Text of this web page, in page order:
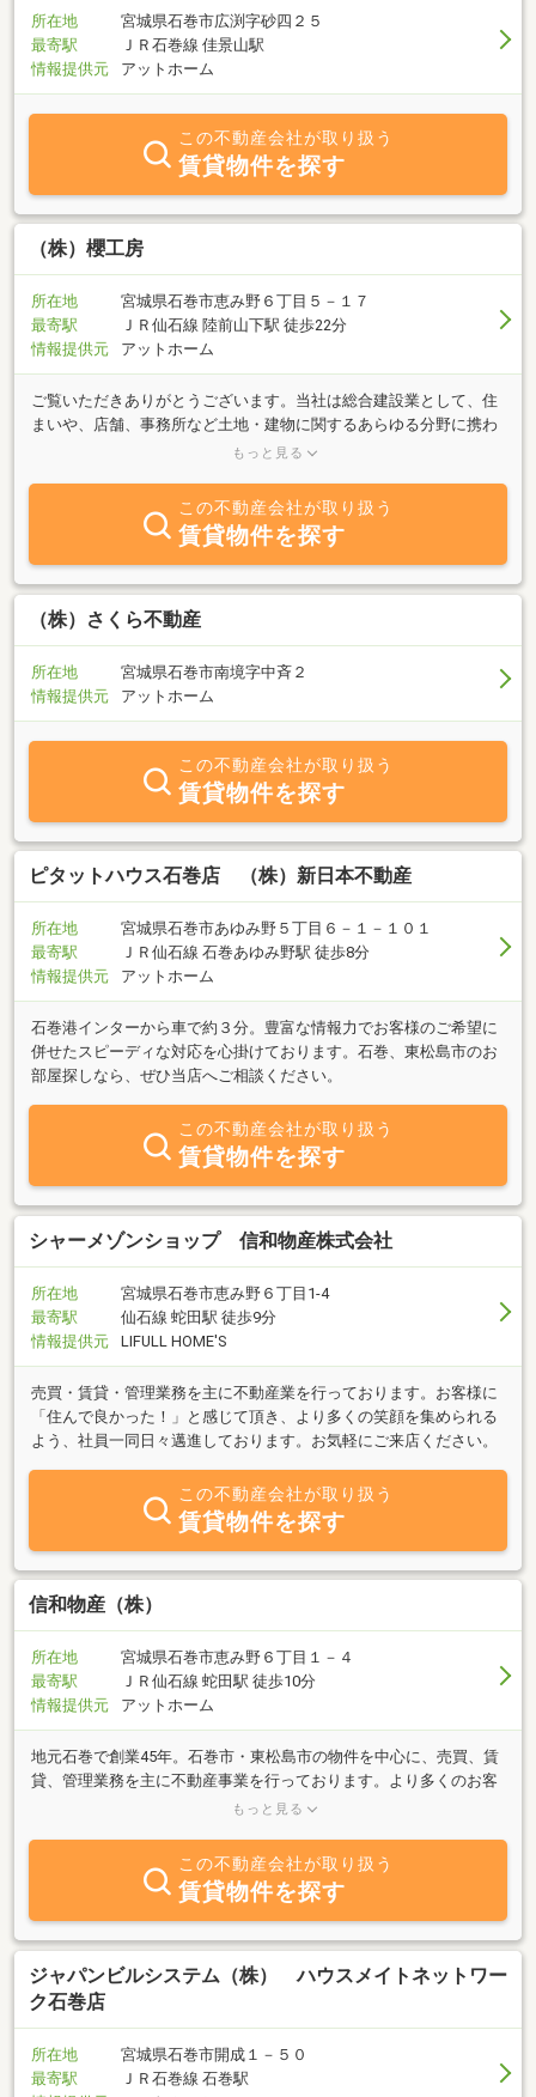
所在地
宮城県石巻市広渕字砂四２５
最寄駅
ＪＲ石巻線 佳景山駅
情報提供元
アットホーム
この不動産会社が取り扱う
賃貸物件を探す
（株）櫻工房
所在地
宮城県石巻市恵み野６丁目５－１７
最寄駅
ＪＲ仙石線 陸前山下駅 徒歩22分
情報提供元
アットホーム
ご覧いただきありがとうございます。当社は総合建設業として、住
まいや、店舗、事務所など土地・建物に関するあらゆる分野に携わ
っています。その中のひとつとして不動産事業部では、土地・建物
リフォームなどなどお客様の様々なご要望にお応えいたします。今
すぐ売りたいとき、今すぐ買いたいとき、今すぐ借りたいとき、今
すぐ貸したいとき、はもちろんのこと、今すぐじゃないけど売りた
い、今すぐじゃないけど買いたい、今すぐじゃないけど借りたい、
今すぐじゃないけど貸したい、、といったご相談でも喜んでお引き
受けいたします。
もっと見る
この不動産会社が取り扱う
賃貸物件を探す
（株）さくら不動産
所在地
宮城県石巻市南境字中斉２
情報提供元
アットホーム
この不動産会社が取り扱う
賃貸物件を探す
ピタットハウス石巻店 （株）新日本不動産
所在地
宮城県石巻市あゆみ野５丁目６－１－１０１
最寄駅
ＪＲ仙石線 石巻あゆみ野駅 徒歩8分
情報提供元
アットホーム
石巻港インターから車で約３分。豊富な情報力でお客様のご希望に
併せたスピーディな対応を心掛けております。石巻、東松島市のお
部屋探しなら、ぜひ当店へご相談ください。
この不動産会社が取り扱う
賃貸物件を探す
シャーメゾンショップ 信和物産株式会社
所在地
宮城県石巻市恵み野６丁目1-4
最寄駅
仙石線 蛇田駅 徒歩9分
情報提供元
LIFULL HOME'S
売買・賃貸・管理業務を主に不動産業を行っております。お客様に
「住んで良かった！」と感じて頂き、より多くの笑顔を集められる
よう、社員一同日々邁進しております。お気軽にご来店ください。
この不動産会社が取り扱う
賃貸物件を探す
信和物産（株）
所在地
宮城県石巻市恵み野６丁目１－４
最寄駅
ＪＲ仙石線 蛇田駅 徒歩10分
情報提供元
アットホーム
地元石巻で創業45年。石巻市・東松島市の物件を中心に、売買、賃
貸、管理業務を主に不動産事業を行っております。より多くのお客
様に「住んで良かった！」と感じていただき、より多くの笑顔を集
い。ホームページにてその他の物件も多数掲載中です！！ＵＲＬは
こちら↓http://www.sundeyokatta.com/是非お部屋探しにご活用下さ
もっと見る
この不動産会社が取り扱う
賃貸物件を探す
ジャパンビルシステム（株） ハウスメイトネットワー
ク石巻店
所在地
宮城県石巻市開成１－５０
最寄駅
ＪＲ石巻線 石巻駅